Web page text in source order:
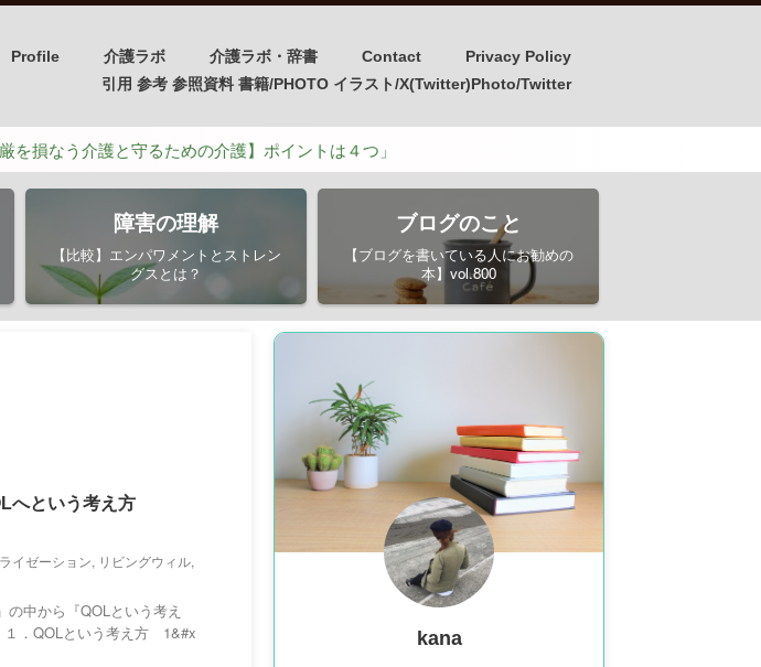
Profile 介護ラボ 介護ラボ・辞書 Contact
Privacy Policy
引用 参考 参照資料 書籍/PHOTO イラスト/X(Twitter)Photo/Twitter
護と守るための介護】ポイントは４つ」
障害の理解
【比較】エンパワメントとストレン
グスとは？
ブログのこと
【ブログを書いている人にお勧めの
本】vol.800
へという考え方
イゼーション, リビングウィル,
中から『QOLという考え
１．QOLという考え方 1&#x
kana